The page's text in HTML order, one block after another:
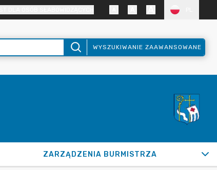
WYSZUKIWANIE ZAAWANSOWANE
ZARZĄDZENIA BURMISTRZA